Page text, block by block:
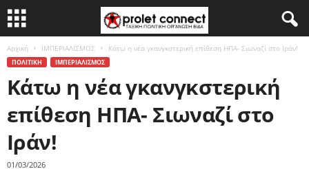
Αρχική ΙΜΠΕΡΙΑΛΙΣΜΟΣ Κάτω η νέα γκανγκστερική επίθεση ΗΠΑ- Σιωναζί στο Ιράν!
ΠΟΛΙΤΙΚΗ ΙΜΠΕΡΙΑΛΙΣΜΟΣ
Κάτω η νέα γκανγκστερική
επίθεση ΗΠΑ- Σιωναζί στο
Ιράν!
01/03/2026